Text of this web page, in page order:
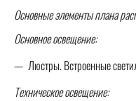
Основные элементы плана
Основное освещение:
Люстры. Встроенные
Техническое освещение: